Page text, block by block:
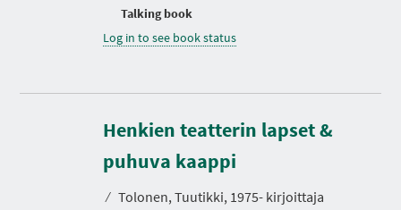
Talking book
Log in to see book status
Henkien teatterin lapset &
puhuva kaappi
⁄ Tolonen, Tuutikki, 1975- kirjoittaja